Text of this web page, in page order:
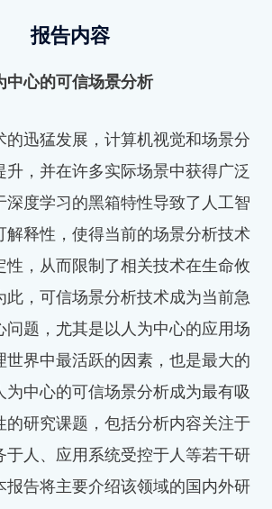
报告内容
中心的可信场景分析
的迅猛发展，计算机视觉和场景分
，并在许多实际场景中获得广泛
深度学习的黑箱特性导致了人工智
解释性，使得当前的场景分析技术
性，从而限制了相关技术在生命攸
此，可信场景分析技术成为当前急
问题，尤其是以人为中心的应用场
世界中最活跃的因素，也是最大的
为中心的可信场景分析成为最有吸
的研究课题，包括分析内容关注于
于人、应用系统受控于人等若干研
报告将主要介绍该领域的国内外研